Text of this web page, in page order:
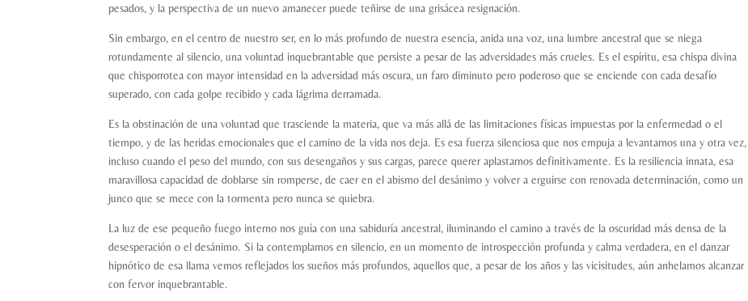
pesados, y la perspectiva de un nuevo amanecer puede teñirse de una grisácea resignación.
Sin embargo, en el centro de nuestro ser, en lo más profundo de nuestra esencia, anida una voz, una lumbre ancestral que se niega
rotundamente al silencio, una voluntad inquebrantable que persiste a pesar de las adversidades más crueles. Es el espíritu, esa chispa divina
que chisporrotea con mayor intensidad en la adversidad más oscura, un faro diminuto pero poderoso que se enciende con cada desafío
superado, con cada golpe recibido y cada lágrima derramada.
Es la obstinación de una voluntad que trasciende la materia, que va más allá de las limitaciones físicas impuestas por la enfermedad o el
tiempo, y de las heridas emocionales que el camino de la vida nos deja. Es esa fuerza silenciosa que nos empuja a levantarnos una y otra vez,
incluso cuando el peso del mundo, con sus desengaños y sus cargas, parece querer aplastarnos definitivamente. Es la resiliencia innata, esa
maravillosa capacidad de doblarse sin romperse, de caer en el abismo del desánimo y volver a erguirse con renovada determinación, como un
junco que se mece con la tormenta pero nunca se quiebra.
La luz de ese pequeño fuego interno nos guía con una sabiduría ancestral, iluminando el camino a través de la oscuridad más densa de la
desesperación o el desánimo. Si la contemplamos en silencio, en un momento de introspección profunda y calma verdadera, en el danzar
hipnótico de esa llama vemos reflejados los sueños más profundos, aquellos que, a pesar de los años y las vicisitudes, aún anhelamos alcanzar
con fervor inquebrantable.